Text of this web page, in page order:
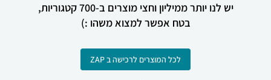
יש לנו יותר ממיליון וחצי מוצרים ב-700 קטגוריות,
בטח אפשר למצוא משהו :)
לכל המוצרים לרכישה ב ZAP